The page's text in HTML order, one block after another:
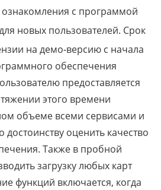
с программой
новых пользователей. Срок
на демо-версию с начала
обеспечения
предоставляется
этого времени
объеме всеми сервисами и
оценить качество
Также в пробной
загрузку любых карт
функций включается, когда